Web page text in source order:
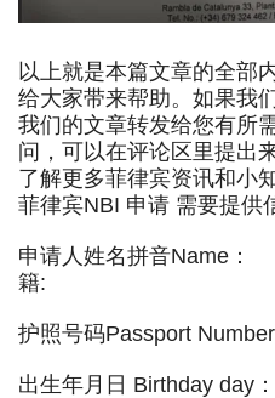
以上就是本篇文章的全部
给大家带来帮助。如果我
我们的文章转发给您有所
问，可以在评论区里提出
了解更多菲律宾资讯和小知
菲律宾NBI 申请 需要提供
申请人姓名拼音
籍:
护照号码Passport
出生年月日 Birthday